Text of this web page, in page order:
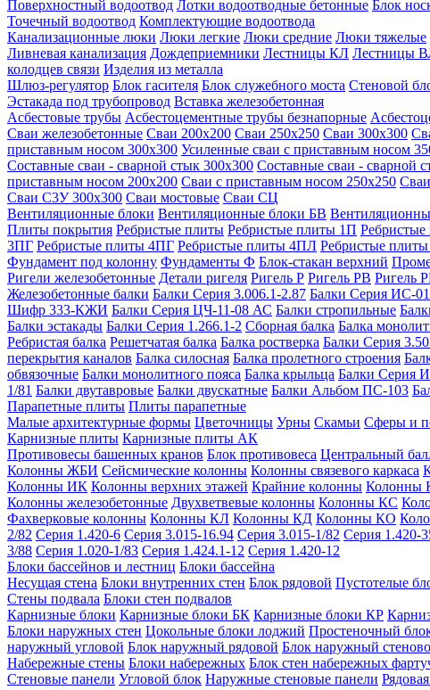
Поверхностный водоотвод Лотки водоотводные бетонные Блок
Точечный водоотвод Комплектующие водоотвода
Канализационные люки Люки легкие Люки средние Люки тяжелые
Ливневая канализация Дождеприемники Лестницы КЛ Лестницы
колодцев связи Изделия из металла
Шлюз-регулятор Блок гасителя Блок служебного моста Стеновой
Эстакада под трубопровод Вставка железобетонная
Асбестовые трубы Асбестоцементные трубы безнапорные
Сваи железобетонные Сваи 200х200 Сваи 250х250 Сваи 300х300
приставным носом 300х300 Усиленные сваи с приставным носом
Составные сваи - сварной стык 300х300 Составные сваи - сварной
приставным носом 200х200 Сваи с приставным носом 250х250
Сваи С3У 300х300 Сваи мостовые Сваи СЦ
Вентиляционные блоки Вентиляционные блоки БВ
Плиты покрытия Ребристые плиты Ребристые плиты 1П
3ПГ Ребристые плиты 4ПГ Ребристые плиты 4ПЛ Ребристые
Фундамент под колонну Фундаменты Ф Блок-стакан верхний
Ригели железобетонные Детали ригеля Ригель Р Ригель РВ Ригель
Железобетонные балки Балки Серия 3.006.1-2.87 Балки Серия ИС-
Шифр 333-КЖИ Балки Серия ЦЧ-11-08 АС Балки стропильные
Балки эстакады Балки Серия 1.266.1-2 Сборная балка Балка
Ребристая балка Решетчатая балка Балка ростверка Балки Серия
перекрытия каналов Балка силосная Балка пролетного строения
обвязочные Балки монолитного пояса Балка крыльца Балки Серия
1/81 Балки двутавровые Балки двускатные Балки Альбом ПС-103
Парапетные плиты Плиты парапетные
Малые архитектурные формы Цветочницы Урны Скамьи Сферы и
Карнизные плиты Карнизные плиты АК
Противовесы башенных кранов Блок противовеса Центральный
Колонны ЖБИ Сейсмические колонны Колонны связевого каркаса
Колонны ИК Колонны верхних этажей Крайние колонны Колонны
Колонны железобетонные Двухветвевые колонны Колонны КС
Фахверковые колонны Колонны КЛ Колонны КД Колонны КО
2/82 Серия 1.420-6 Серия 3.015-16.94 Серия 3.015-1/82 Серия 1.420-
3/88 Серия 1.020-1/83 Серия 1.424.1-12 Серия 1.420-12
Блоки бассейнов и лестниц Блоки бассейна
Несущая стена Блоки внутренних стен Блок рядовой Пустотелые
Стены подвала Блоки стен подвалов
Карнизные блоки Карнизные блоки БК Карнизные блоки КР
Блоки наружных стен Цокольные блоки лоджий Простеночный
наружный угловой Блок наружный рядовой Блок наружный
Набережные стены Блоки набережных Блок стен набережных
Стеновые панели Угловой блок Наружные стеновые панели